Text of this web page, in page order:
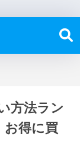
方法ラン
お得に買